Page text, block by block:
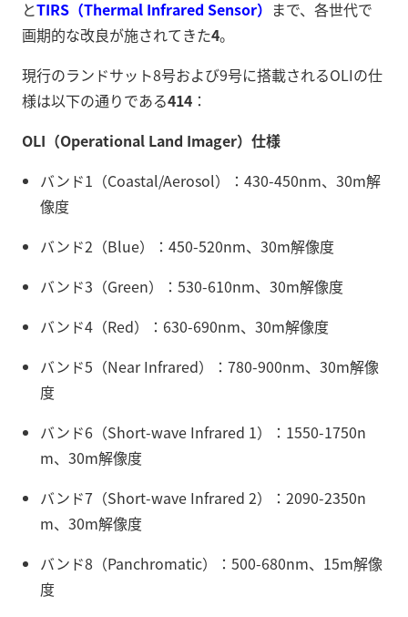
とTIRS（Thermal Infrared Sensor） まで、各世代で
画期的な改良が施されてきた4。
現行のランドサット8号および9号に搭載されるOLIの仕
様は以下の通りである414 ：
OLI（Operational Land Imager）仕様
バンド1（Coastal/Aerosol）：430-450nm、30m解
像度
バンド2（Blue）：450-520nm、30m解像度
バンド3（Green）：530-610nm、30m解像度
バンド4（Red）：630-690nm、30m解像度
バンド5（Near Infrared）：780-900nm、30m解像
度
バンド6（Short-wave Infrared 1）：1550-1750n
m、30m解像度
バンド7（Short-wave Infrared 2）：2090-2350n
m、30m解像度
バンド8（Panchromatic）：500-680nm、15m解像
度